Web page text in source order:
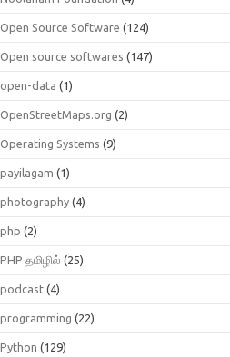
Open Source Software (124)
Open source softwares (147)
open-data (1)
OpenStreetMaps.org (2)
Operating Systems (9)
payilagam (1)
photography (4)
php (2)
PHP தமிழில் (25)
podcast (4)
programming (22)
Python (129)